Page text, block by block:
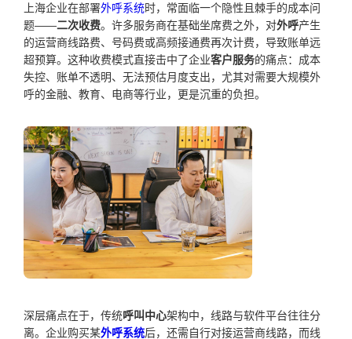
上海企业在部署外呼系统时，常面临一个隐性且棘手的成本问
题——二次收费。许多服务商在基础坐席费之外，对外呼产生
的运营商线路费、号码费或高频接通费再次计费，导致账单远
超预算。这种收费模式直接击中了企业客户服务的痛点：成本
失控、账单不透明、无法预估月度支出，尤其对需要大规模外
呼的金融、教育、电商等行业，更是沉重的负担。
深层痛点在于，传统呼叫中心架构中，线路与软件平台往往分
离。企业购买某外呼系统后，还需自行对接运营商线路，而线